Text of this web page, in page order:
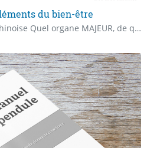
du bien-être
Médecine Traditionnelle Chinoise Quel organe MAJEUR, de quel élément cause mon inconfort, ma souffrance ou ma maladie ?